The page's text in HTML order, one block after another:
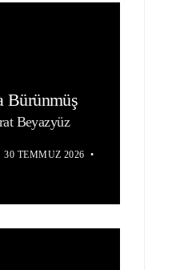
Bürünmüş
Beyazyüz
30 TEMMUZ 2026 •